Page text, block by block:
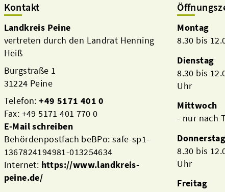
Kontakt
Landkreis Peine
vertreten durch den Landrat Henning
Heiß
Burgstraße 1
31224 Peine
Telefon:+49 5171 401 0
Fax: +49 5171 401 770 0
E-Mail schreiben
Behördenpostfach beBPo: safe-sp1-
1367824194981-013254634
Internet: https://www.landkreis-
peine.de/
Montag
8.30 bis
Dienstag
8.30 bis
Uhr
Mittwoch
- nur nach
Donnerstag
8.30 bis
Uhr
Freitag